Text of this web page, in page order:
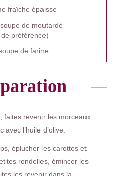
fraîche épaisse
de moutarde
de préférence)
de farine
faites revenir les morceaux
l’huile d’olive.
éplucher les carottes et
rondelles, émincer les